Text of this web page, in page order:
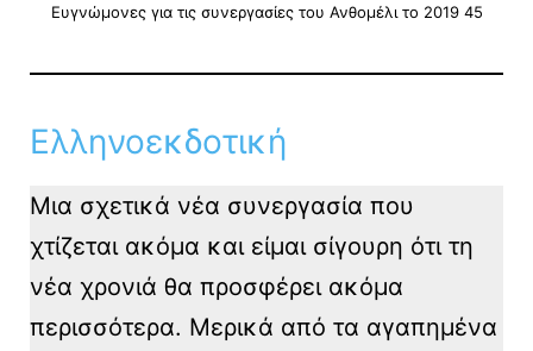
Ευγνώμονες για τις συνεργασίες του Ανθομέλι το 2019 45
Ελληνοεκδοτική
Μια σχετικά νέα συνεργασία που
χτίζεται ακόμα και είμαι σίγουρη ότι τη
νέα χρονιά θα προσφέρει ακόμα
περισσότερα. Μερικά από τα αγαπημένα